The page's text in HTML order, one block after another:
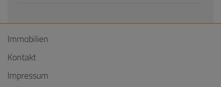
Immobilien
Kontakt
Impressum